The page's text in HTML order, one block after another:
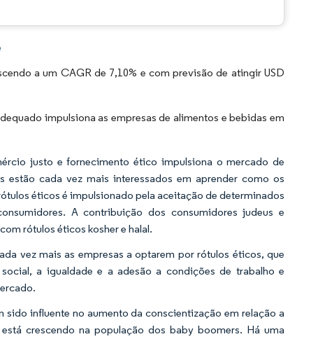
a um CAGR de 7,10% e com previsão de atingir USD
impulsiona as empresas de alimentos e bebidas em
justo e fornecimento ético impulsiona o mercado de
cada vez mais interessados em aprender como os
éticos é impulsionado pela aceitação de determinados
A contribuição dos consumidores judeus e
rótulos éticos kosher e halal.
vez mais as empresas a optarem por rótulos éticos, que
a igualdade e a adesão a condições de trabalho e
influente no aumento da conscientização em relação a
crescendo na população dos baby boomers. Há uma